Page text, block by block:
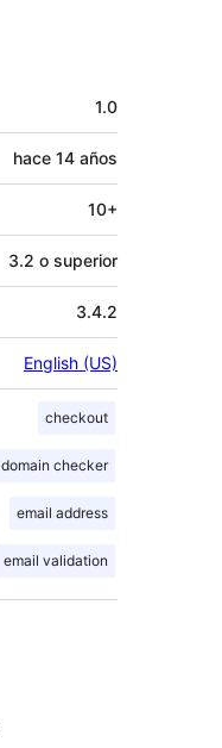
1.0
hace 14 años
10+
3.2 o superior
3.4.2
English (US)
checkout
domain checker
email address
email validation